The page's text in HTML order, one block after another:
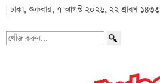
| ঢাকা, শুক্রবার, ৭ আগস্ট ২০২৬, ২২ শ্রাবণ ১৪৩৩
খোঁজ